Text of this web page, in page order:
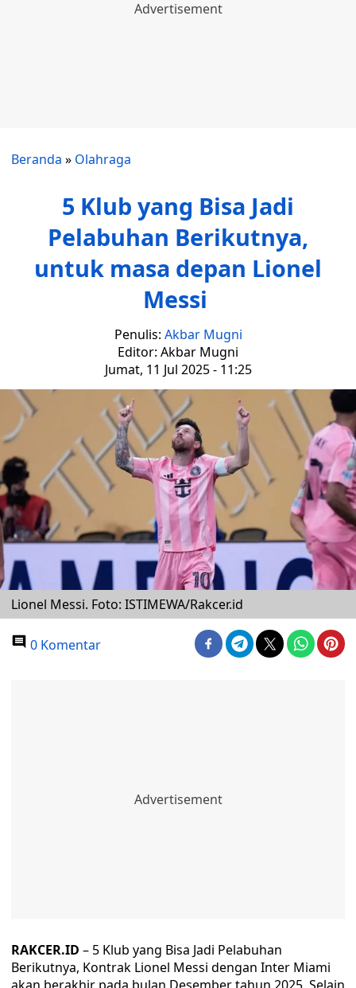
Beranda » Olahraga
5 Klub yang Bisa Jadi
Pelabuhan Berikutnya,
untuk masa depan Lionel
Messi
Penulis: Akbar Mugni
Editor: Akbar Mugni
Jumat, 11 Jul 2025 - 11:25
Lionel Messi. Foto: ISTIMEWA/Rakcer.id
0 Komentar
RAKCER.ID – 5 Klub yang Bisa Jadi Pelabuhan
Berikutnya, Kontrak Lionel Messi dengan Inter Miami